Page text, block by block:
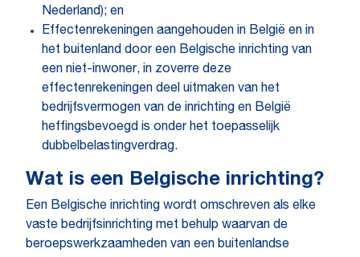
Nederland); en
Effectenrekeningen aangehouden in België en in
het buitenland door een Belgische inrichting van
een niet-inwoner, in zoverre deze
effectenrekeningen deel uitmaken van het
bedrijfsvermogen van de inrichting en België
heffingsbevoegd is onder het toepasselijk
dubbelbelastingverdrag.
Wat is een Belgische inrichting?
Een Belgische inrichting wordt omschreven als elke
vaste bedrijfsinrichting met behulp waarvan de
beroepswerkzaamheden van een buitenlandse